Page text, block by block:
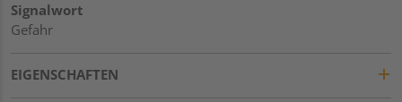
Signalwort
Gefahr
EIGENSCHAFTEN